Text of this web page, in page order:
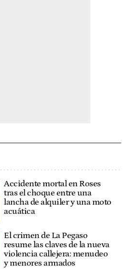
Accidente mortal en Roses
tras el choque entre una
lancha de alquiler y una moto
acuática
El crimen de La Pegaso
resume las claves de la nueva
violencia callejera: menudeo
y menores armados